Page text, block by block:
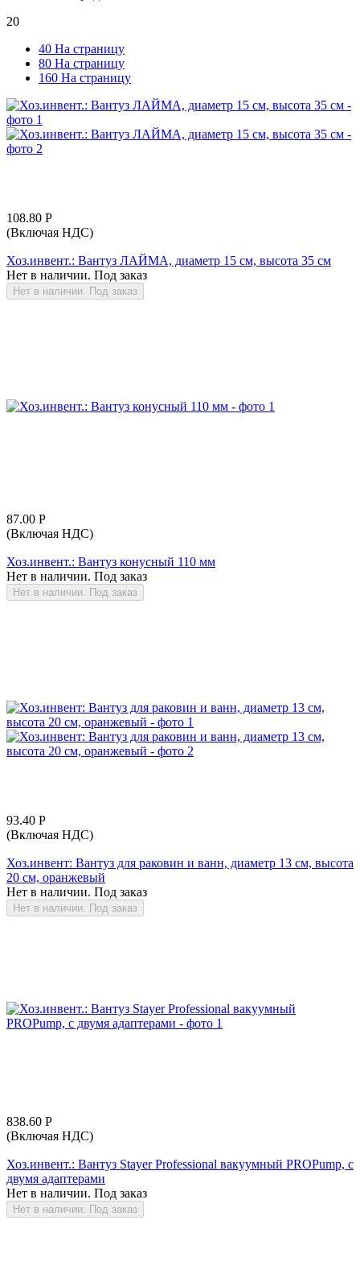
20
40 На страницу
80 На страницу
160 На страницу
108.80 Р
(Включая НДС)
Хоз.инвент.: Вантуз ЛАЙМА, диаметр 15 см, высота 35 см
Нет в наличии. Под заказ
Нет в наличии. Под заказ
87.00 Р
(Включая НДС)
Хоз.инвент.: Вантуз конусный 110 мм
Нет в наличии. Под заказ
Нет в наличии. Под заказ
93.40 Р
(Включая НДС)
Хоз.инвент: Вантуз для раковин и ванн, диаметр 13 см, высота
20 см, оранжевый
Нет в наличии. Под заказ
Нет в наличии. Под заказ
838.60 Р
(Включая НДС)
Хоз.инвент.: Вантуз Stayer Professional вакуумный PROPump, с
двумя адаптерами
Нет в наличии. Под заказ
Нет в наличии. Под заказ